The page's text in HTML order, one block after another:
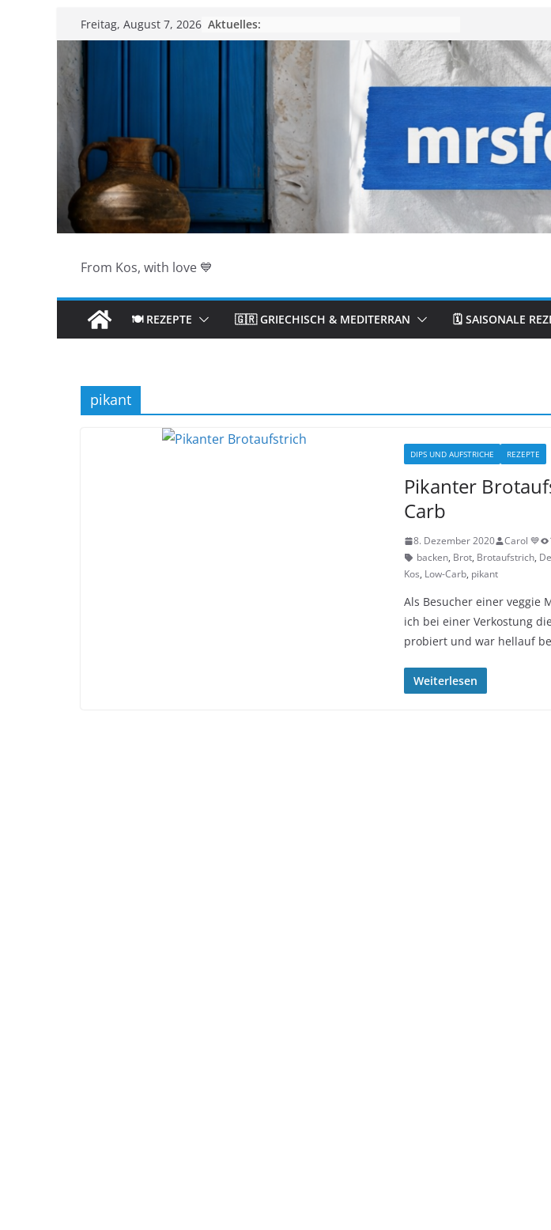
Zum
Inhalt
springen
Freitag, August 7, 2026 Aktuelles:
From Kos, with love 💙
🍽️ REZEPTE 🇬🇷 GRIECHISCH & MEDITERRAN 🗓️ SAISONALE
pikant
DIPS UND AUFSTRICHE REZEPTE
Pikanter
Carb
8. Dezember 2020 Carol 💙
backen, Brot, Brotaufstrich,
Kos, Low-Carb, pikant
Als Besucher einer veggie
ich bei einer Verkostung
probiert und war hellauf
Weiterlesen